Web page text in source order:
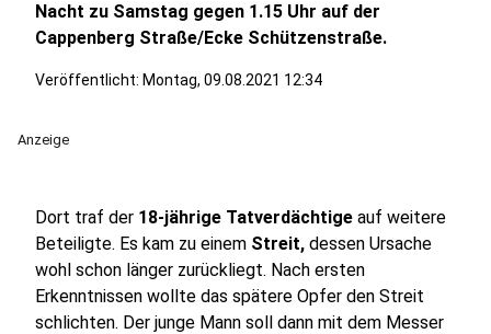
Nacht zu Samstag gegen 1.15 Uhr auf der
Cappenberg Straße/Ecke Schützenstraße.
Veröffentlicht: Montag, 09.08.2021 12:34
Anzeige
Dort traf der 18-jährige Tatverdächtige auf weitere
Beteiligte. Es kam zu einem Streit, dessen Ursache
wohl schon länger zurückliegt. Nach ersten
Erkenntnissen wollte das spätere Opfer den Streit
schlichten. Der junge Mann soll dann mit dem Messer